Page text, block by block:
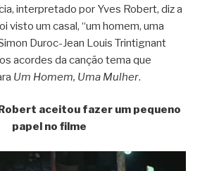
interpretado por Yves Robert, diz a
visto um casal, “um homem, uma
Duroc-Jean Louis Trintignant
acordes da canção tema que
Um Homem, Uma Mulher.
aceitou fazer um pequeno
papel no filme